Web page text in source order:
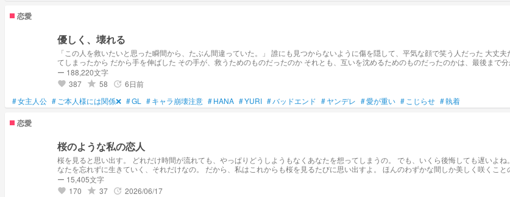
恋愛
優しく、壊れる
「この人を救いたいと思った瞬間から、たぶん間違っていた。」 誰にも見つからないように傷を隠して、平気な顔で笑う人だった 大丈夫だと言いながら、少しずつ壊れていく人だった 放っておけなかった 見てしまったから 知っ
てしまったから だから手を伸ばした その手が、救うためのものだったのか それとも、互いを沈めるためのものだったのかは、最後まで分からない 眠れない夜 帰れなくなる部屋 触れた跡だけが残っていく肌 少しずつ狭くなる世界
優しさみたいに始まった関係は、気づけば名前をつけられなくなっていた 愛なのか 依存なのか 執着なのか 読んでいるうちに、きっと分からなくなる この二人は、本当に幸せなのか それとも、もう壊れてしまっているのか 最後に
残るのが幸せだとして、それは救いなのか、終わりなのか＿＿それは、まだ誰にも分からない
ー 188,220文字
favorite 387 grade 58 update 6日前
#女主人公 #ご本人様には関係❌ #GL #キャラ崩壊注意 #HANA #YURI #バッドエンド #ヤンデレ #愛が重い #こじらせ #執着
恋愛
桜のような私の恋人
桜を見ると思い出す。 どれだけ時間が流れても、やっぱりどうしようもなくあなたを想ってしまうの。 でも、いくら後悔しても遅いよね。 だってあなたはもう、この春の中にはいないんだから。 私ができることはと言えば、あ
ー 15,405文字
favorite 170 grade 37 update 2026/06/17